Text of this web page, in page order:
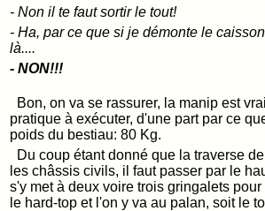
- Non il te faut sortir le tout!
- Ha, par ce que si je démonte le
là....
- NON!!!
Bon, on va se rassurer, la manip est
pratique à exécuter, d'une part par ce
poids du bestiau: 80 Kg.
Du coup étant donné que la traverse
les châssis civils, il faut passer par le
s'y met à deux voire trois gringalets
le hard-top et l'on y va au palan, soit le